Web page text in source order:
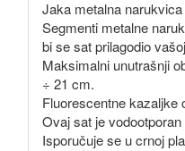
Jaka metalna
Segmenti metalne
bi se sat prilagodio
Maksimalni unutrašnji
÷ 21 cm.
Fluorescentne kazaljke
Ovaj sat je
Isporučuje se u crnoj